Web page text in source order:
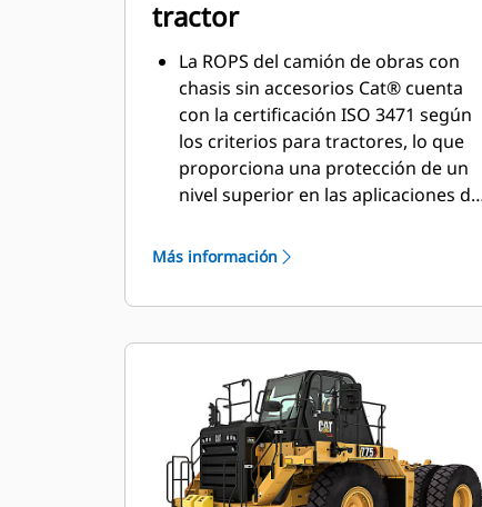
tractor
La ROPS del camión de obras con
chasis sin accesorios Cat® cuenta
con la certificación ISO 3471 según
los criterios para tractores, lo que
proporciona una protección de un
nivel superior en las aplicaciones de
Más información